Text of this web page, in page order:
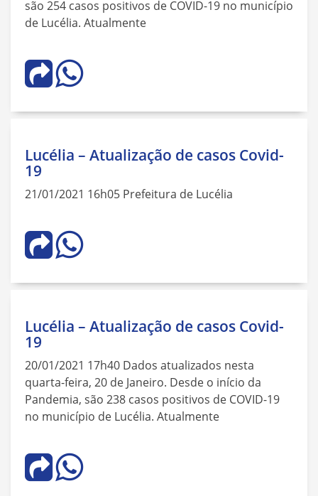
são 254 casos positivos de COVID-19 no município
de Lucélia. Atualmente
Lucélia – Atualização de casos Covid-
19
21/01/2021 16h05 Prefeitura de Lucélia
Lucélia – Atualização de casos Covid-
19
20/01/2021 17h40 Dados atualizados nesta
quarta-feira, 20 de Janeiro. Desde o início da
Pandemia, são 238 casos positivos de COVID-19
no município de Lucélia. Atualmente